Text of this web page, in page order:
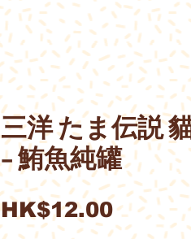
三洋 たま伝説
– 鮪魚純罐
HK$12.00價